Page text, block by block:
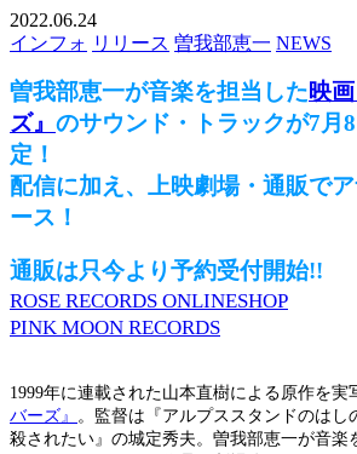
2022.06.24
インフォ リリース 曽我部恵一 NEWS
曽我部恵一が音楽を担当した映
ズ』 のサウンド・トラックが7月
定！
配信に加え、上映劇場・通販で
ース！
通販は只今より予約受付開始!!
ROSE RECORDS ONLINESHOP
PINK MOON RECORDS
1999年に連載された山本直樹による原作を実
バーズ』
。監督は『アルプススタンドのはし
殺されたい』の城定秀夫。曽我部恵一が音楽